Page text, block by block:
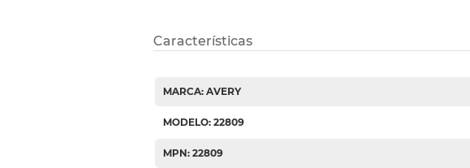
Características
MARCA: AVERY
MODELO: 22809
MPN: 22809